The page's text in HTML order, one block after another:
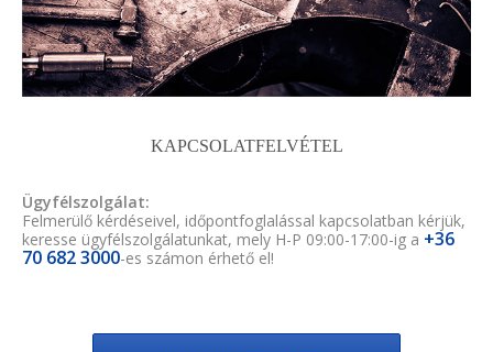
KAPCSOLATFELVÉTEL
Ügyfélszolgálat:
Felmerülő kérdéseivel, időpontfoglalással kapcsolatban kérjük,
keresse ügyfélszolgálatunkat, mely H-P 09:00-17:00-ig a +36
70 682 3000-es számon érhető el!